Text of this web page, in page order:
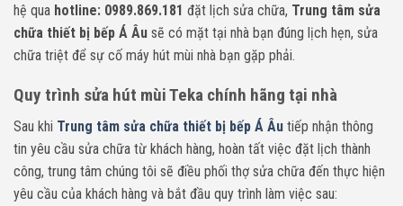
hệ qua hotline: 0989.869.181 đặt lịch sửa chữa, Trung tâm sửa
chữa thiết bị bếp Á Âu sẽ có mặt tại nhà bạn đúng lịch hẹn, sửa
chữa triệt để sự cố máy hút mùi nhà bạn gặp phải.
Quy trình sửa hút mùi Teka chính hãng tại nhà
Sau khi Trung tâm sửa chữa thiết bị bếp Á Âu tiếp nhận thông
tin yêu cầu sửa chữa từ khách hàng, hoàn tất việc đặt lịch thành
công, trung tâm chúng tôi sẽ điều phối thợ sửa chữa đến thực hiện
yêu cầu của khách hàng và bắt đầu quy trình làm việc sau: